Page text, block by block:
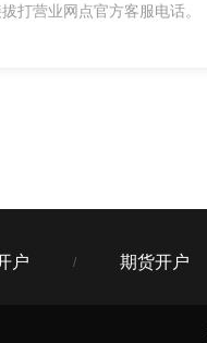
打营业网点官方客服电话。
户 / 期货开户